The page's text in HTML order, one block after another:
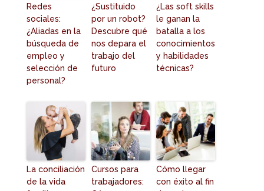
Redes
sociales:
¿Aliadas en la
búsqueda de
empleo y
selección de
personal?
¿Sustituido
por un robot?
Descubre qué
nos depara el
trabajo del
futuro
¿Las soft skills
le ganan la
batalla a los
conocimientos
y habilidades
técnicas?
La conciliación
de la vida
Cursos para
trabajadores:
Cómo llegar
con éxito al fin